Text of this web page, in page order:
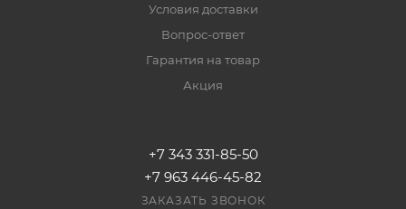
Условия доставки
Вопрос-ответ
Гарантия на товар
Акция
+7 343 331-85-50
+7 963 446-45-82
ЗАКАЗАТЬ ЗВОНОК